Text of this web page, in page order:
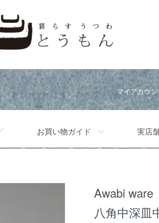
マイアカウン
お買い物ガイド 実店
Awabi ware
八角中深皿